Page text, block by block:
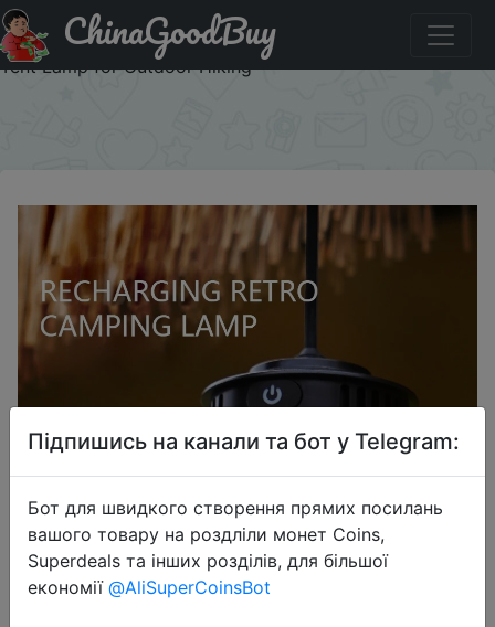
Придбати по знижці Retro Portable Camping Lantern
Waterproof Emergency Light Stepless Dimmable Hanging
Tent Lamp for Outdoor Hiking
ChinaGoodBuy
Підпишись на канали та бот у Telegram:
Бот для швидкого створення прямих посилань
вашого товару на роздліли монет Coins,
Superdeals та інших розділів, для більшої
економії @AliSuperCoinsBot